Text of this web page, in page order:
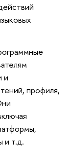
и
профиля,
и т.д.